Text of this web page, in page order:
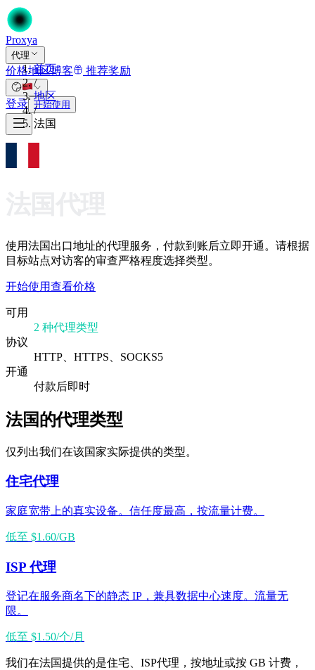
Proxya
代理
价格地区博客 推荐奖励
登录 开始使用
首页
/
地区
/
法国
使用法国出口地址的代理服务，付款到账后立即开通。请根据
目标站点对访客的审查严格程度选择类型。
开始使用查看价格
可用
2 种代理类型
协议
HTTP、HTTPS、SOCKS5
开通
付款后即时
法国的代理类型
仅列出我们在该国家实际提供的类型。
住宅代理
家庭宽带上的真实设备。信任度最高，按流量计费。
低至 $1.60/GB
ISP 代理
登记在服务商名下的静态 IP，兼具数据中心速度。流量无
限。
低至 $1.50/个/月
我们在法国提供的是住宅、ISP代理，按地址或按 GB 计费，